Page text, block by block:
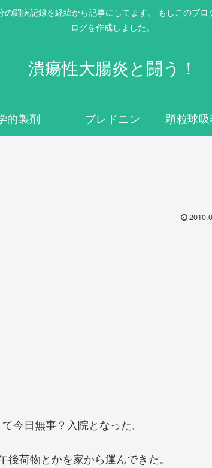
闘病記録を経緯から記事にしてます。 もしこのブ
ログを作成しました。
潰瘍性大腸炎と闘う！
的製剤 プレドニン
今日無事？入院となった。
荷物とかを家から運んできた。